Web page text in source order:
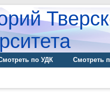
по УДК
Смотреть